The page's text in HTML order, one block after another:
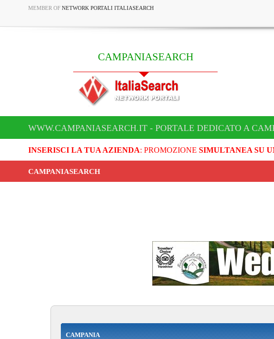
MEMBER OF NETWORK PORTALI ITALIASEARCH
CAMPANIASEARCH
WWW.CAMPANIASEARCH.IT - PORTALE DEDICATO A
INSERISCI LA TUA AZIENDA: PROMOZIONE SIMULTANEA SU
CAMPANIASEARCH
CAMPANIA